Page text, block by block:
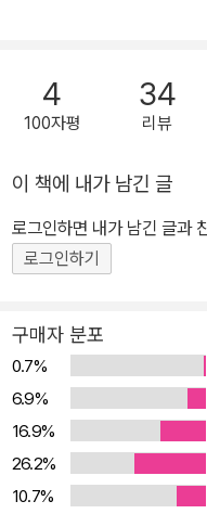
뒤를 이은 끝에 수십만 부
러’라는 신화를 이룩한 그
가즈마사는 <우리 가족><
인정받고 있었는데, 이 작품
끌 차세대 작가로 급부상했다. “나는 나의 사형을 원합니다.”
명을 매혹시킨 진짜 ‘이야기’의 힘! ‘다나카 유키노’라는
를 바라지만 정작 유키노는
묵묵히 하루하루를 보낸다.
까. 가족부터 학교 동창, 애
지 유키노를 아는 사람들의
서운 진실이 서서히 모습을 드러내는데…….
여자의 회상으로 포문을 여
4
100자평
34
리뷰
이 책에 내가 남긴 글
로그인하면 내가 남긴 글과
로그인하기
구매자 분포
0.7%
6.9%
16.9%
26.2%
10.7%